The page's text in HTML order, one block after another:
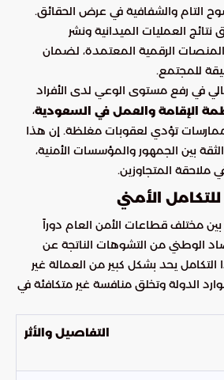
التام والشفافية في عرض الحقائق.
العمليات الميدانية ونشر
المنصات الرقمية المعتمدة، لضمان
للمجتمع.
في رفع مستوى الوعي لدى الأفراد
الإقامة والعمل في السعودية،
ممارسات تؤدي لعقوبات مغلظة. إن هذا
بين الجمهور والمؤسسات الأمنية،
ملاحقة المتجاوزين.
للتكامل الأمني
مختلف قطاعات الأمن العام دوراً
الوطني من التشوهات الناتجة عن
التكامل يحد بشكل كبير من العمالة غير
الدولة وتخلق منافسة غير متكافئة في
التفاصيل والأثر